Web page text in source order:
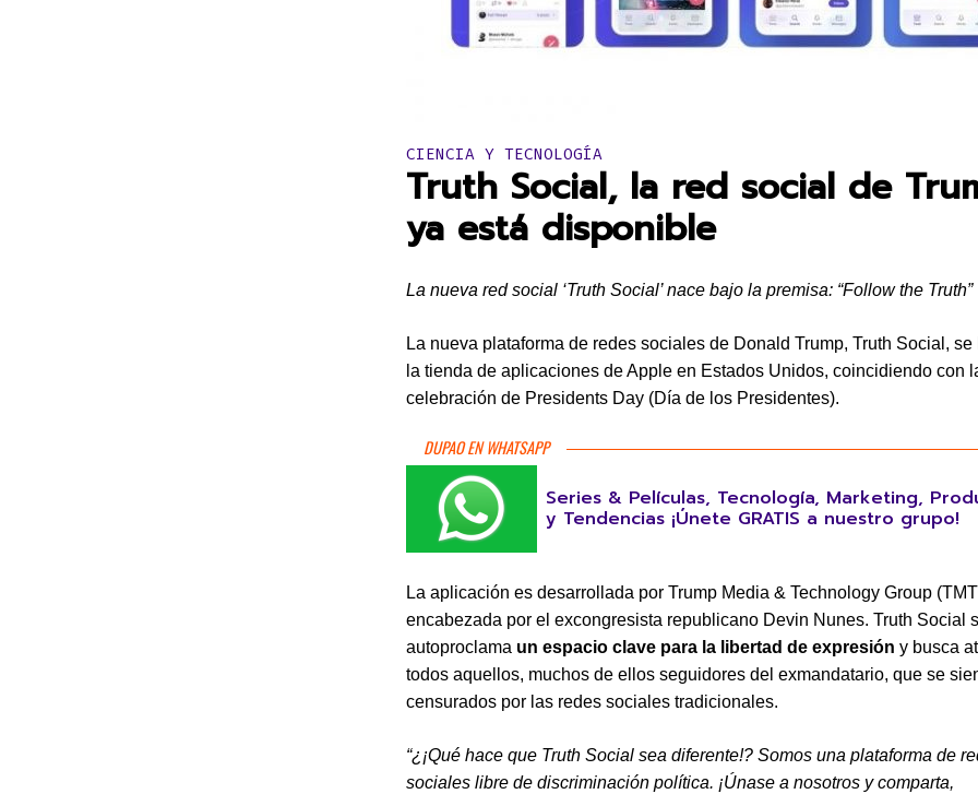
Publicado en:
CIENCIA Y TECNOLOGÍA
Truth Social, la red social de
ya está disponible
La nueva red social ‘Truth Social’ nace bajo la premisa: “Follow the Truth”
La nueva plataforma de redes sociales de Donald Trump, Truth Social, se
la tienda de aplicaciones de Apple en Estados Unidos, coincidiendo con
celebración de Presidents Day (Día de los Presidentes).
DUPAO EN WHATSAPP
Series & Películas, Tecnología, Marketing,
y Tendencias ¡Únete GRATIS a nuestro grupo!
La aplicación es desarrollada por Trump Media & Technology Group
encabezada por el excongresista republicano Devin Nunes. Truth Social
autoproclama un espacio clave para la libertad de expresión y busca
todos aquellos, muchos de ellos seguidores del exmandatario, que se
censurados por las redes sociales tradicionales.
“¿¡Qué hace que Truth Social sea diferente!? Somos una plataforma de
sociales libre de discriminación política. ¡Únase a nosotros y comparta,